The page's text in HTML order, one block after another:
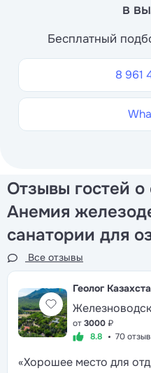
в
Бесплатный
8 961
Отзывы гостей
Анемия
санатории для
Все отзывы
Геолог
Железноводск
от3000₽
8.8
70
«Хорошее место для